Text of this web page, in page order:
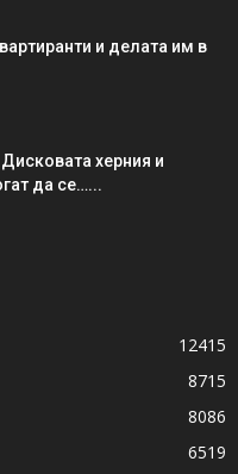
и делата им в
херния и
да се…...
12415
8715
8086
6519